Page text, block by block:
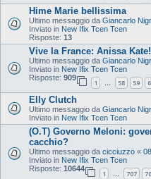
Hime Marie bellissima
Ultimo messaggio da Giancarlo
Inviato in New Ifix Tcen Tcen
Risposte: 13
Vive la France: Anissa
Ultimo messaggio da Giancarlo
Inviato in New Ifix Tcen Tcen
Risposte: 909
1 … 58 59
Elly Clutch
Ultimo messaggio da Giancarlo
Inviato in New Ifix Tcen Tcen
(O.T) Governo Meloni:
cacchio?
Ultimo messaggio da cicciuzzo «
Inviato in New Ifix Tcen Tcen
Risposte: 10644
1 … 707